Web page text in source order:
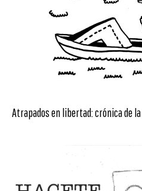
Atrapados en libertad: crónica de la